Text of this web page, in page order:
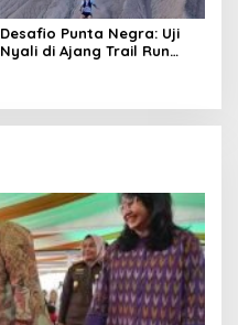
Desafio Punta Negra: Uji
Nyali di Ajang Trail Run